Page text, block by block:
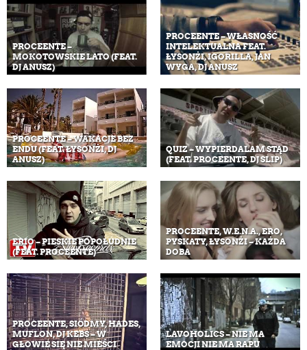
PROCEENTE –
MOKOTOWSKIE LATO (FEAT.
DJ ANUSZ)
PROCEENTE – WŁASNOŚĆ
INTELEKTUALNA FEAT.
ŁYSONŻI, IGORILLA, JAN
WYGA, DJ ANUSZ
PROCEENTE – WAKACJE BEZ
ENDU (FEAT. ŁYSONŻI, DJ
ANUSZ)
QUIZ – WYPIERDALAM STĄD
(FEAT. PROCEENTE, DJ SLIP)
ERIO – PIESKIE POPOŁUDNIE
(FEAT. PROCEENTE)
PROCEENTE, W.E.N.A., ERO,
PYSKATY, ŁYSONŻI – KAŻDA
DOBA
PROCEENTE, SIÓDMY, HADES,
MUFLON, DJ KEBS – W
GŁOWIE SIĘ NIE MIEŚCI
LAVOHOLICS – NIE MA
EMOCJI NIE MA RAPU